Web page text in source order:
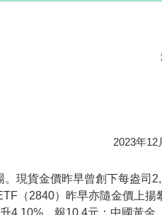
2023年12
現貨金價昨早曾創下每盎司
（2840）昨早亦隨金價上揚
4.10%，報10.4元；中國黃金